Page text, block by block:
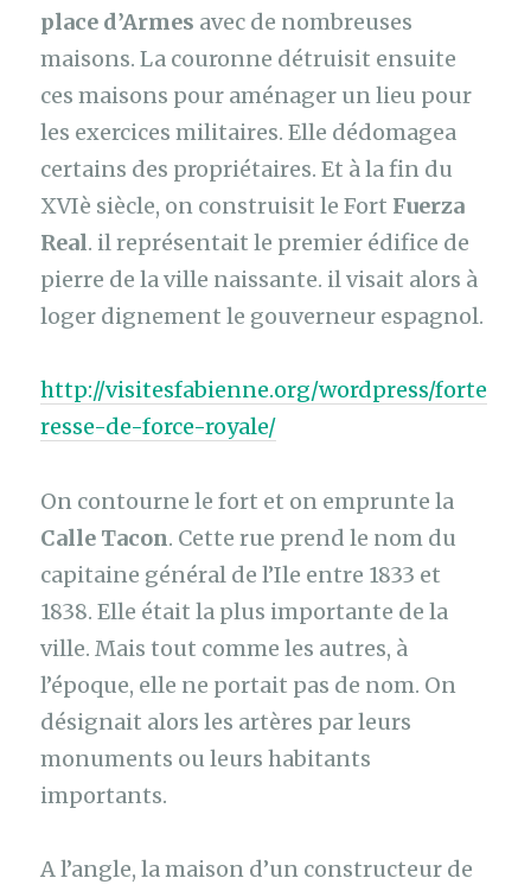
place d’Armes avec de nombreuses
maisons. La couronne détruisit ensuite
ces maisons pour aménager un lieu pour
les exercices militaires. Elle dédomagea
certains des propriétaires. Et à la fin du
XVIè siècle, on construisit le Fort Fuerza
Real. il représentait le premier édifice de
pierre de la ville naissante. il visait alors à
loger dignement le gouverneur espagnol.
http://visitesfabienne.org/wordpress/forte
resse-de-force-royale/
On contourne le fort et on emprunte la
Calle Tacon. Cette rue prend le nom du
capitaine général de l’Ile entre 1833 et
1838. Elle était la plus importante de la
ville. Mais tout comme les autres, à
l’époque, elle ne portait pas de nom. On
désignait alors les artères par leurs
monuments ou leurs habitants
importants.
A l’angle, la maison d’un constructeur de